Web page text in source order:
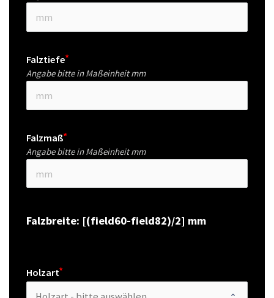
Falztiefe
Angabe bitte in Maßeinheit mm
Falzmaß
Angabe bitte in Maßeinheit mm
Falzbreite: [(field60-field82)/2] mm
Holzart